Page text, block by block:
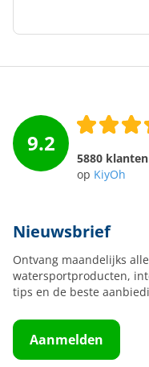
9.2
5880 klanten
op KiyOh
Nieuwsbrief
Ontvang maandelijks
watersportproducten,
tips en de beste
Aanmelden